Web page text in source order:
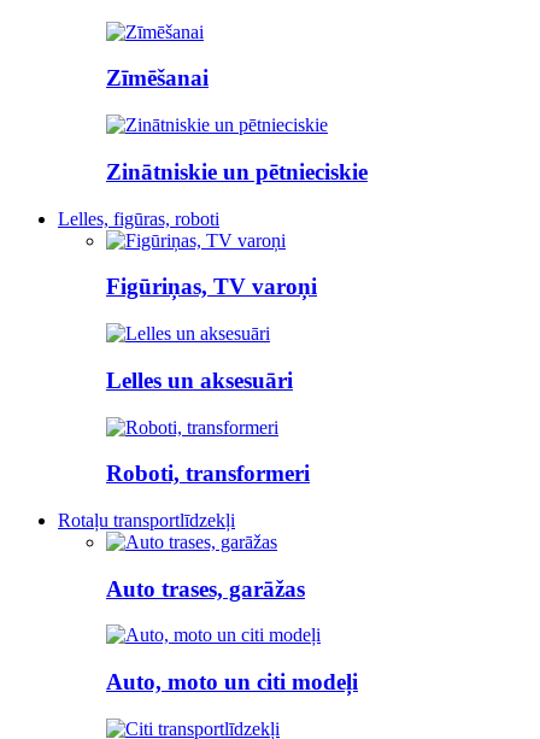
Zīmēšanai
Zinātniskie un pētnieciskie
Lelles, figūras, roboti
Figūriņas, TV varoņi
Lelles un aksesuāri
Roboti, transformeri
Rotaļu transportlīdzekļi
Auto trases, garāžas
Auto, moto un citi modeļi